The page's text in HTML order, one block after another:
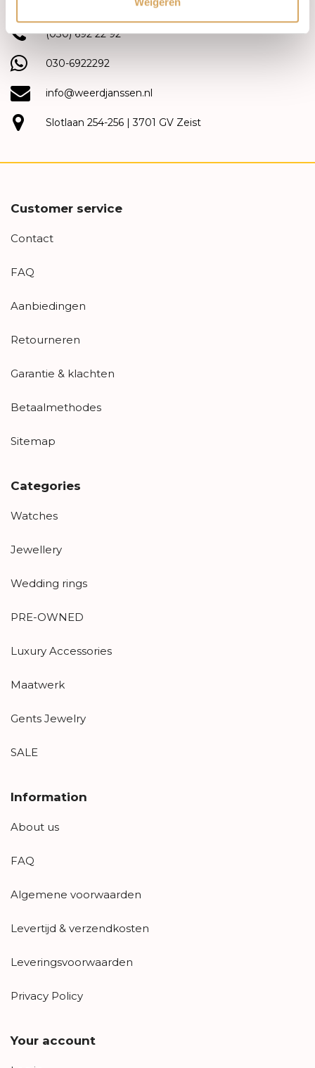
(030) 692 22 92
030-6922292
info@weerdjanssen.nl
Slotlaan 254-256 | 3701 GV Zeist
Customer service
Contact
FAQ
Aanbiedingen
Retourneren
Garantie & klachten
Betaalmethodes
Sitemap
Categories
Watches
Jewellery
Wedding rings
PRE-OWNED
Luxury Accessories
Maatwerk
Gents Jewelry
SALE
Information
About us
FAQ
Algemene voorwaarden
Levertijd & verzendkosten
Leveringsvoorwaarden
Privacy Policy
Your account